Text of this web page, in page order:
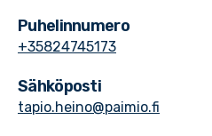
Puhelinnumero
+35824745173
Sähköposti
tapio.heino@paimio.fi